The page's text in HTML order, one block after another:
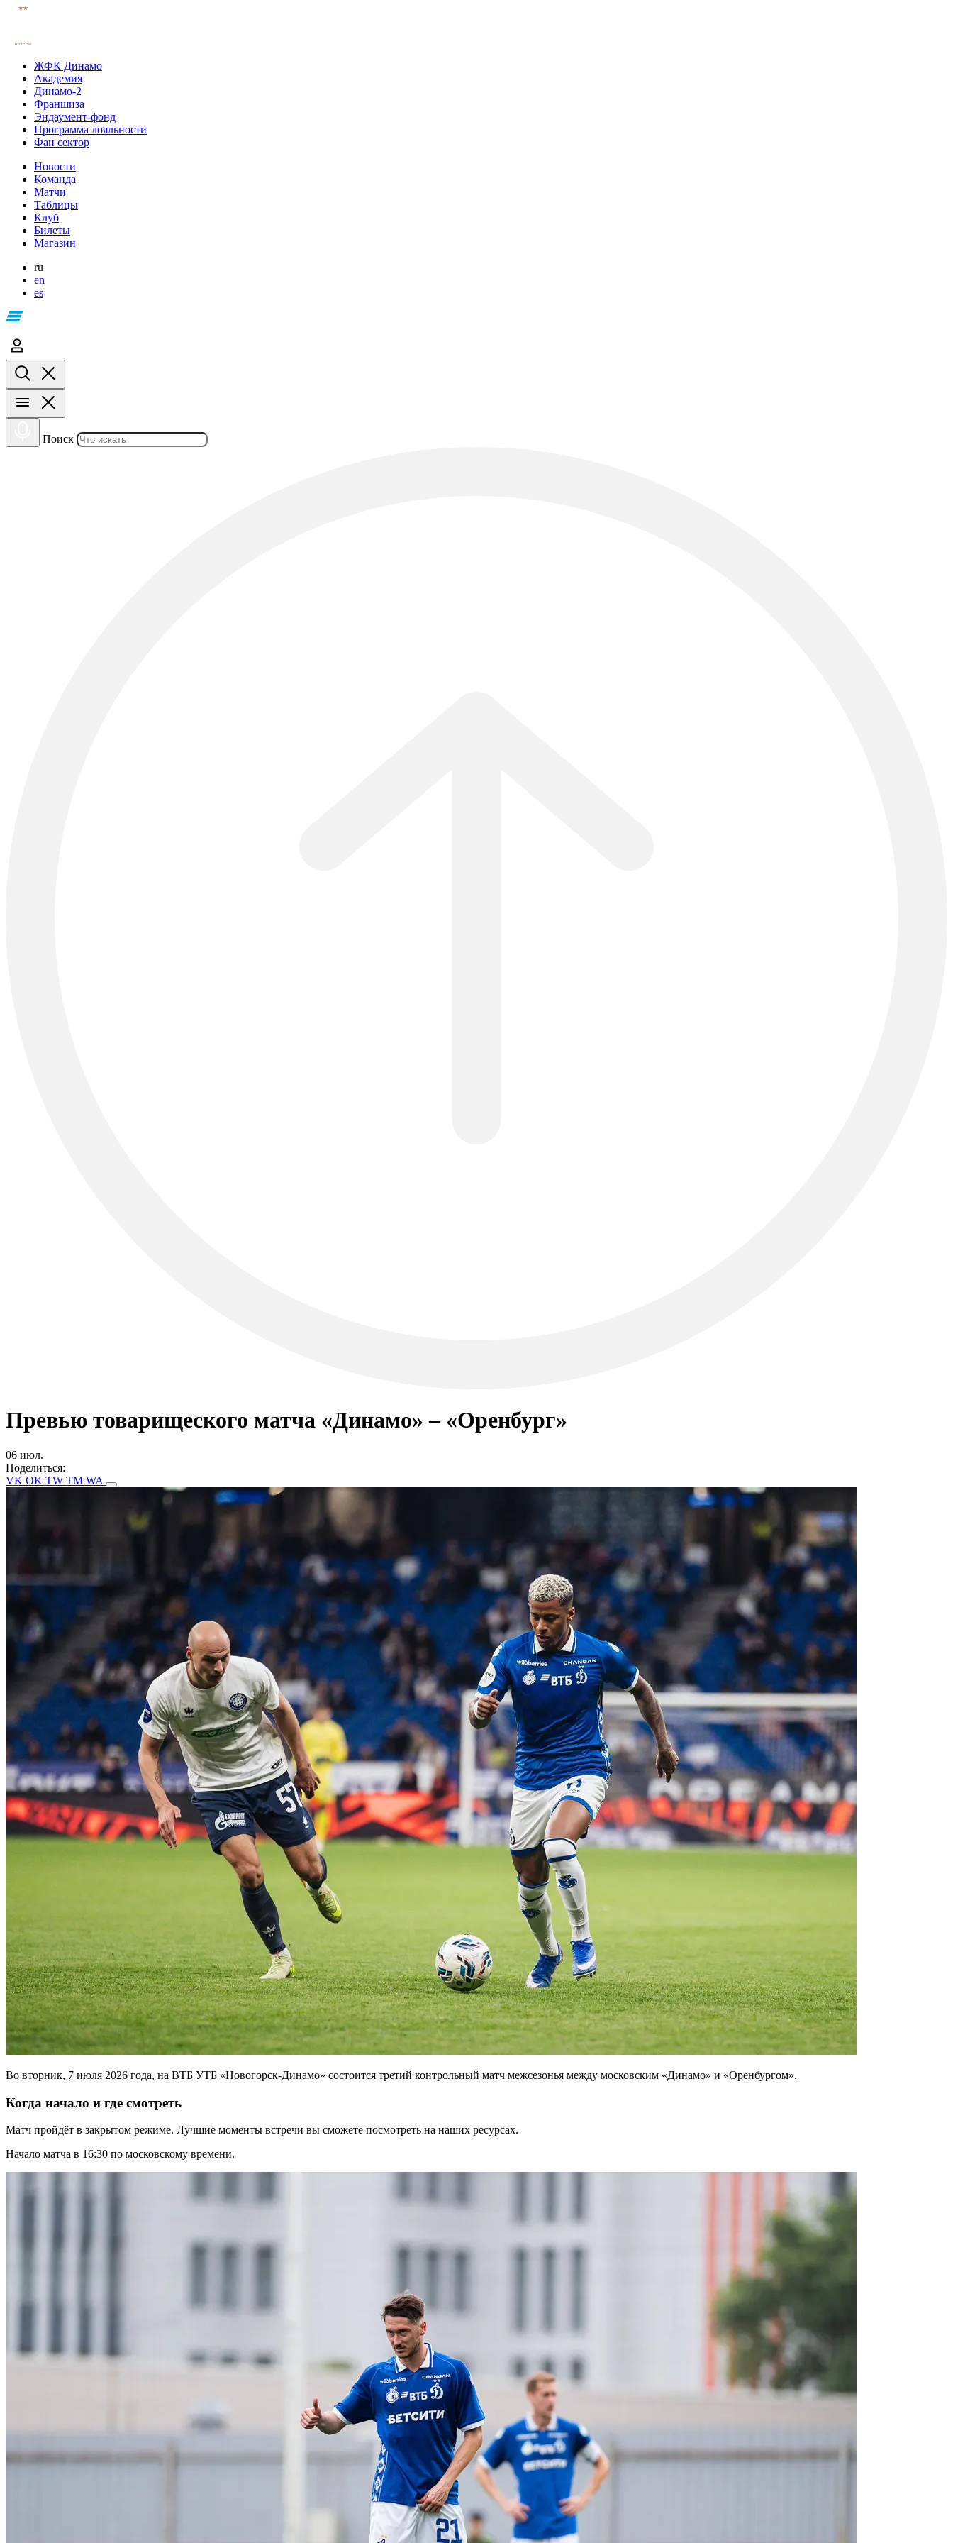
ЖФК Динамо
Академия
Динамо-2
Франшиза
Эндаумент-фонд
Программа лояльности
Фан сектор
Новости
Команда
Матчи
Таблицы
Клуб
Билеты
Магазин
ru
en
es
Поиск
Превью товарищеского матча «Динамо» – «Оренбург»
06 июл.
Поделиться:
VK OK TW TM WA
Во вторник, 7 июля 2026 года, на ВТБ УТБ «Новогорск-Динамо» состоится третий контрольный матч межсезонья между московским «Динамо» и «Оренбургом».
Когда начало и где смотреть
Матч пройдёт в закрытом режиме. Лучшие моменты встречи вы сможете посмотреть на наших ресурсах.
Начало матча в 16:30 по московскому времени.